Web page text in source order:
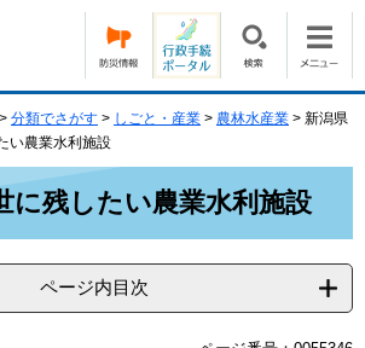
> 分類でさがす > しごと・産業 > 農林水産業 > 新潟県
い農業水利施設
に残したい農業水利施設
ページ内目次